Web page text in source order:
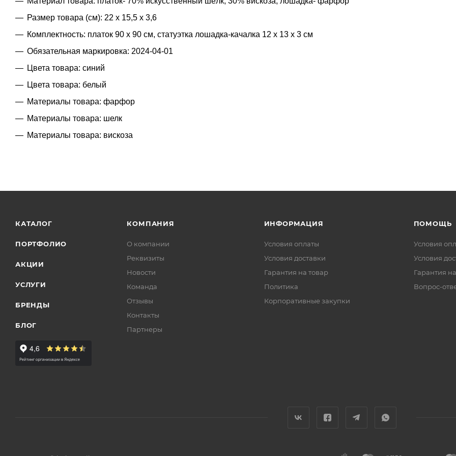
Размер товара (см): 22 х 15,5 х 3,6
Комплектность: платок 90 х 90 см, статуэтка лошадка-качалка 12 х 13 х 3 см
Обязательная маркировка: 2024-04-01
Цвета товара: синий
Цвета товара: белый
Материалы товара: фарфор
Материалы товара: шелк
Материалы товара: вискоза
КАТАЛОГ
ПОРТФОЛИО
АКЦИИ
УСЛУГИ
БРЕНДЫ
БЛОГ
КОМПАНИЯ
О компании
Реквизиты
Новости
Команда
Отзывы
Контакты
Партнеры
ИНФОРМАЦИЯ
Условия оплаты
Условия доставки
Гарантия на товар
Политика
Корпоративные закупки
ПОМОЩЬ
Условия
Условия
Гарантия
Вопрос-